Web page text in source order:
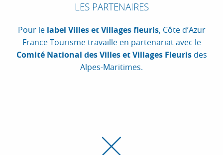
LES PARTENAIRES
Pour le label Villes et Villages fleuris, Côte d’Azur
France Tourisme travaille en partenariat avec le
Comité National des Villes et Villages Fleurisdes
Alpes-Maritimes.